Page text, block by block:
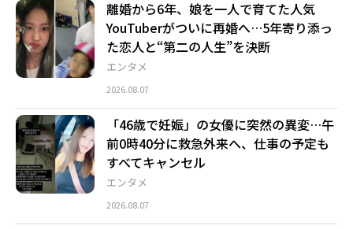
エンタメ
離婚から6年、娘を一人で育てた人気
YouTuberがついに再婚へ…5年寄り添っ
た恋人と“第二の人生”を決断
2026.08.07
エンタメ
「46歳で妊娠」の女優に突然の異変…午
前0時40分に救急外来へ、仕事の予定も
すべてキャンセル
2026.08.07